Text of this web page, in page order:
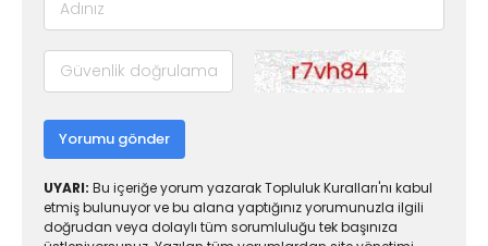
Yorumu gönder
UYARI: Bu içeriğe yorum yazarak Topluluk Kuralları'nı kabul
etmiş bulunuyor ve bu alana yaptığınız yorumunuzla ilgili
doğrudan veya dolaylı tüm sorumluluğu tek başınıza